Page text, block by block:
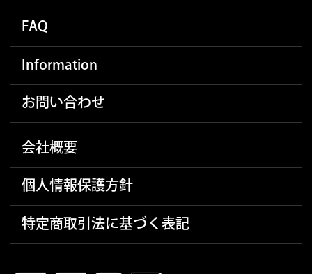
FAQ
Information
お問い合わせ
会社概要
個人情報保護方針
特定商取引法に基づく表記